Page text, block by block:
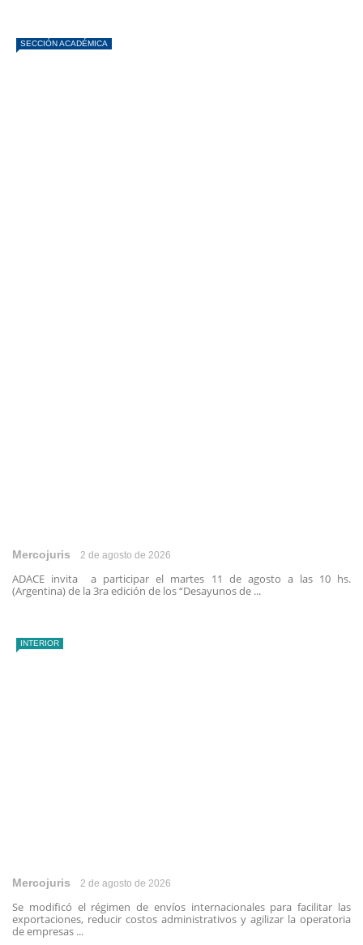
SECCIÓN ACADÉMICA
Mercojuris 2 de agosto de 2026
ADACE invita a participar el martes 11 de agosto a las 10 hs.
(Argentina) de la 3ra edición de los “Desayunos de ...
INTERIOR
Mercojuris 2 de agosto de 2026
Se modificó el régimen de envíos internacionales para facilitar las
exportaciones, reducir costos administrativos y agilizar la operatoria
de empresas ...